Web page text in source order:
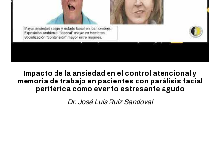
Impacto de la ansiedad en el control atencional y
memoria de trabajo en pacientes con parálisis facial
periférica como evento estresante agudo
Dr. José Luis Ruíz Sandoval